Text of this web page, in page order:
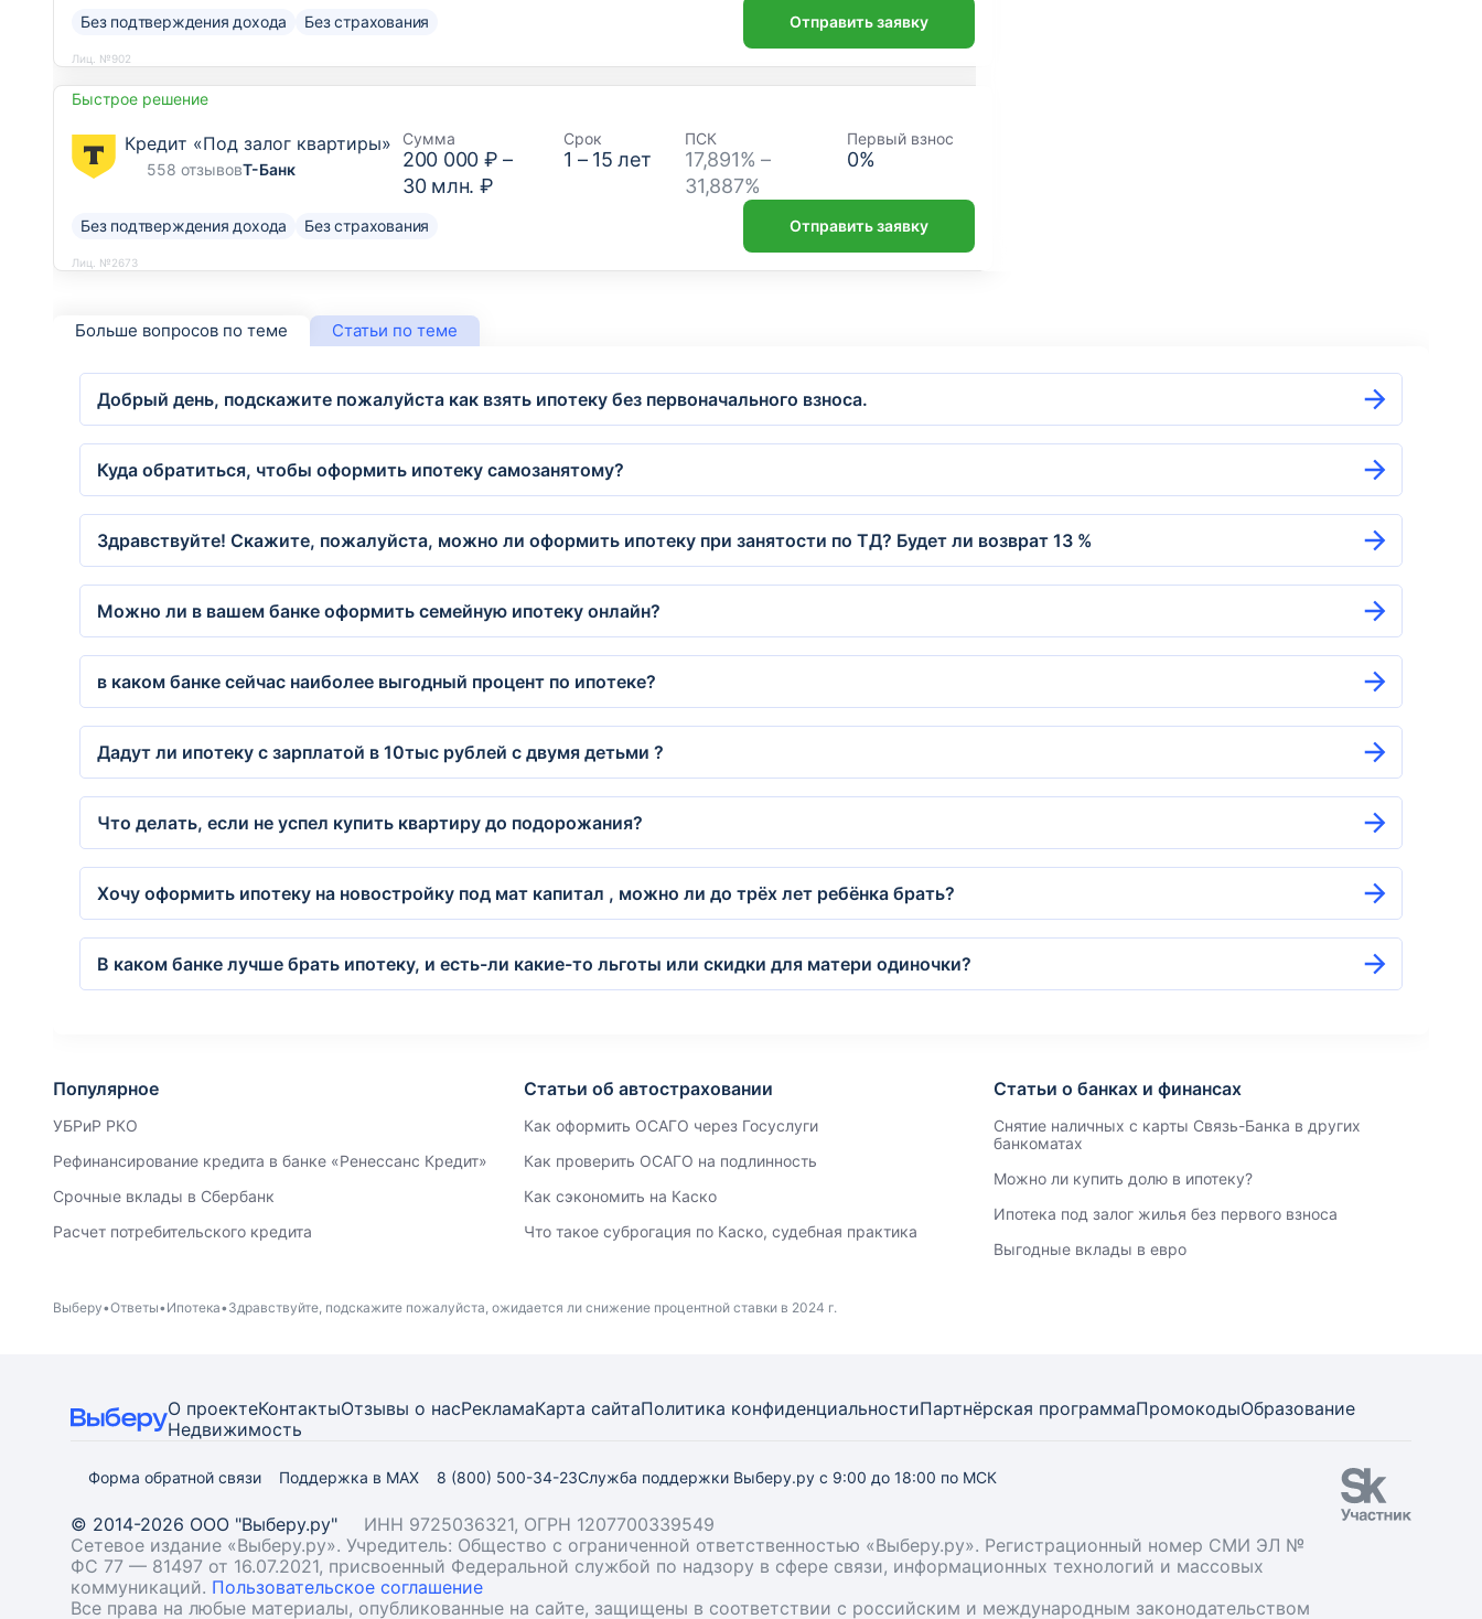
Без подтверждения дохода Без страхования Отправить заявку
Лиц. №902
Быстрое решение
Кредит «Под залог квартиры»
558 отзывовТ-Банк
Сумма
200 000 ₽ –
30 млн. ₽
Срок
1 – 15 лет
ПСК
17,891% –
31,887%
Первый взнос
0%
Без подтверждения дохода Без страхования Отправить заявку
Лиц. №2673
Больше вопросов по теме Статьи по теме
Добрый день, подскажите пожалуйста как взять ипотеку без первоначального взноса.
Куда обратиться, чтобы оформить ипотеку самозанятому?
Здравствуйте! Скажите, пожалуйста, можно ли оформить ипотеку при занятости по ТД? Будет ли возврат 13 %
Можно ли в вашем банке оформить семейную ипотеку онлайн?
в каком банке сейчас наиболее выгодный процент по ипотеке?
Дадут ли ипотеку с зарплатой в 10тыс рублей с двумя детьми ?
Что делать, если не успел купить квартиру до подорожания?
Хочу оформить ипотеку на новостройку под мат капитал , можно ли до трёх лет ребёнка брать?
В каком банке лучше брать ипотеку, и есть-ли какие-то льготы или скидки для матери одиночки?
Популярное
УБРиР РКО
Рефинансирование кредита в банке «Ренессанс Кредит»
Срочные вклады в Сбербанк
Расчет потребительского кредита
Статьи об автостраховании
Как оформить ОСАГО через Госуслуги
Как проверить ОСАГО на подлинность
Как сэкономить на Каско
Что такое суброгация по Каско, судебная практика
Статьи о банках и финансах
Снятие наличных с карты Связь-Банка в других
банкоматах
Можно ли купить долю в ипотеку?
Ипотека под залог жилья без первого взноса
Выгодные вклады в евро
Выберу Ответы Ипотека Здравствуйте, подскажите пожалуйста, ожидается ли снижение процентной ставки в 2024 г.
О проектеКонтактыОтзывы о насРекламаКарта сайтаПолитика конфиденциальностиПартнёрская программаПромокодыОбразование
Недвижимость
Форма обратной связи Поддержка в MAX 8 (800) 500-34-23Служба поддержки Выберу.ру с 9:00 до 18:00 по МСК
© 2014-2026 ООО "Выберу.ру"
ИНН 9725036321, ОГРН 1207700339549
Сетевое издание «Выберу.ру». Учредитель: Общество с ограниченной ответственностью «Выберу.ру». Регистрационный номер СМИ ЭЛ №
ФС 77 — 81497 от 16.07.2021, присвоенный Федеральной службой по надзору в сфере связи, информационных технологий и массовых
коммуникаций. Пользовательское соглашение
Все права на любые материалы, опубликованные на сайте, защищены в соответствии с российским и международным законодательством